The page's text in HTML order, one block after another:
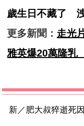
歲生日不藏了
更多新聞： 走光
雅英爆20萬隆
新／肥大叔猝逝死